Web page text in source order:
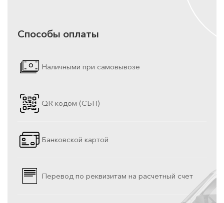
Способы оплаты
Наличными при самовывозе
QR кодом (СБП)
Банковской картой
Перевод по реквизитам на расчетный счет